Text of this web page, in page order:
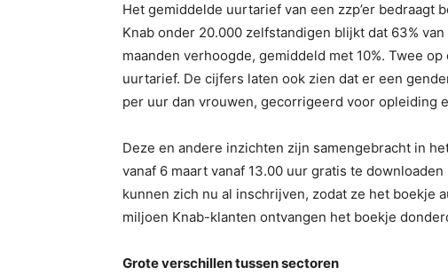
Het gemiddelde uurtarief van een zzp’er bedraagt
Knab onder 20.000 zelfstandigen blijkt dat 63%
maanden verhoogde, gemiddeld met 10%. Twee
uurtarief. De cijfers laten ook zien dat er een
per uur dan vrouwen, gecorrigeerd voor opleiding
Deze en andere inzichten zijn samengebracht in
vanaf 6 maart vanaf 13.00 uur gratis te
kunnen zich nu al inschrijven, zodat ze het boekje
miljoen Knab-klanten ontvangen het boekje
Grote verschillen tussen sectoren